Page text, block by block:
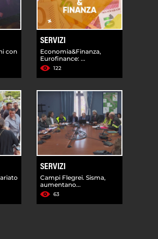
con
SERVIZI
Economia&Finanza,
Eurofinance: ...
122
SERVIZI
Campi Flegrei. Sisma,
aumentano...
63